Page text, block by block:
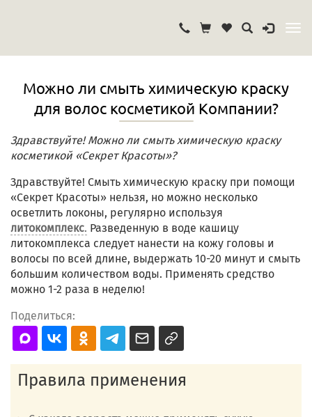
Можно ли смыть химическую краску
для волос косметикой Компании?
Здравствуйте! Можно ли смыть химическую краску
косметикой «Секрет Красоты»?
Здравствуйте! Смыть химическую краску при помощи
«Секрет Красоты» нельзя, но можно несколько
осветлить локоны, регулярно используя
литокомплекс. Разведенную в воде кашицу
литокомплекса следует нанести на кожу головы и
волосы по всей длине, выдержать 10-20 минут и смыть
большим количеством воды. Применять средство
можно 1-2 раза в неделю!
Поделиться:
Правила применения